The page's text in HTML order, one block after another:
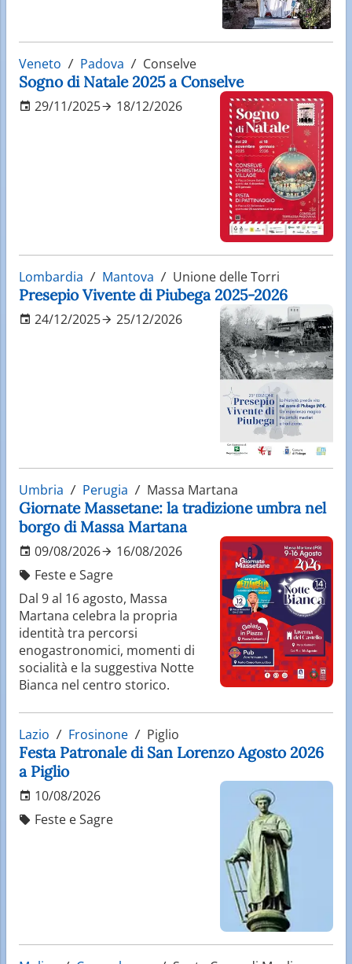
Veneto Padova Conselve
Sogno di Natale 2025 a Conselve
29/11/2025 18/12/2026
Lombardia Mantova Unione delle Torri
Presepio Vivente di Piubega 2025-2026
24/12/2025 25/12/2026
Umbria Perugia Massa Martana
Giornate Massetane: la tradizione umbra nel
borgo di Massa Martana
09/08/2026
16/08/2026
Feste e Sagre
Dal 9 al 16 agosto, Massa
Martana celebra la propria
identità tra percorsi
enogastronomici, momenti di
socialità e la suggestiva Notte
Bianca nel centro storico.
Lazio Frosinone Piglio
Festa Patronale di San Lorenzo Agosto 2026
a Piglio
10/08/2026
Feste e Sagre